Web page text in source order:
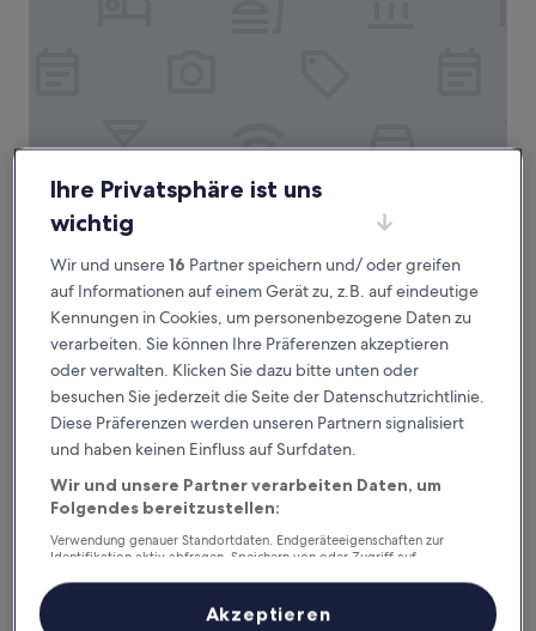
Luxury flats near Big Ben and London
Eye
Luxury flats near Big Ben and London Eye
3.0-
Sterne-
Unterkunft
Westminster, 0,3 km von U-Bahn-Station St. James's Park
entfernt
10.0
von
10,
Außergewöhnlich,
(6
Bewertungen)
10/10 Außergewöhnlich (6 Bewertungen)
Preis
beträgt
353 €
10. Aug.–11. Aug.
Haymarket Hotel, Firmdale Hotels
Ihre Privatsphäre ist uns
wichtig
Wir und unsere16 Partner speichern und/ oder greifen
auf Informationen auf einem Gerät zu, z.B. auf eindeutige
Kennungen in Cookies, um personenbezogene Daten zu
verarbeiten. Sie können Ihre Präferenzen akzeptieren
oder verwalten. Klicken Sie dazu bitte unten oder
besuchen Sie jederzeit die Seite der Datenschutzrichtlinie.
Diese Präferenzen werden unseren Partnern signalisiert
und haben keinen Einfluss auf Surfdaten.
Wir und unsere Partner verarbeiten Daten, um
Folgendes bereitzustellen:
Verwendung genauer Standortdaten. Endgeräteeigenschaften zur
Identifikation aktiv abfragen. Speichern von oder Zugriff auf
Inhalte, Messung von Werbeleistung und der Performance von Inhalten,
Zielgruppenforschung sowie Entwicklung und Verbesserung von
Akzeptieren